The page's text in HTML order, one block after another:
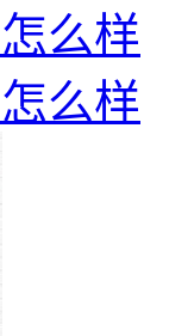
么样
么样